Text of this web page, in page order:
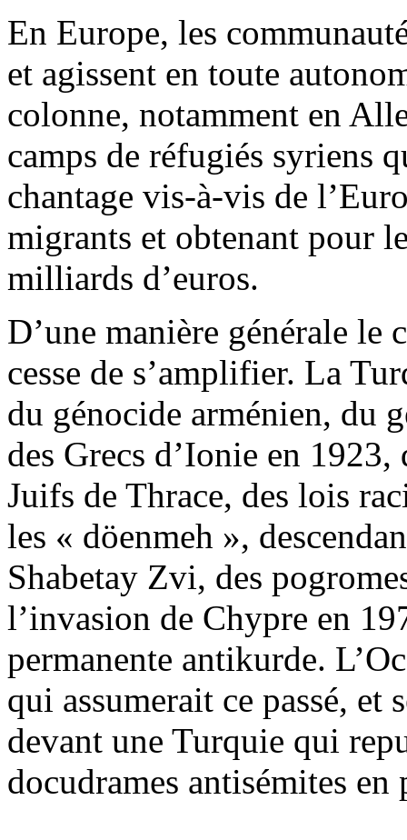
En Europe, les
et agissent en toute
colonne, notamment en
camps de réfugiés syriens
chantage vis-à-vis de
migrants et obtenant pour
milliards d’euros.
D’une manière générale le
cesse de s’amplifier. La
du génocide arménien, du
des Grecs d’Ionie en
Juifs de Thrace, des lois
les « döenmeh »,
Shabetay Zvi, des
l’invasion de Chypre en
permanente antikurde.
qui assumerait ce passé, et
devant une Turquie qui
docudrames antisémites